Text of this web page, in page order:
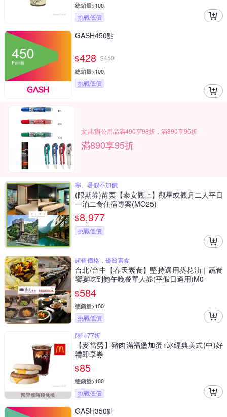
總銷量>100
挑戰低價
GASH450點
$428 $450
總銷量>100
挑戰低價
文具/辦公用品滿490享98折，滿890享95折
滿890享95折
寒、暑假不加價
(限期券)苗栗【泰安觀止】觀星或觀月二人平日
一泊二食住宿專案(MO25)
$8,977
挑戰低價
超值價格，優質素食
台北/台中【春天素食】堅持選用葵花油｜蔬食
饗宴吃到飽午晚餐單人券(平假日適用)M0
$584
總銷量>100
挑戰低價
限時77折
【麥當勞】豬肉滿福堡加蛋+冰經典美式(中)好
禮即享券
$85
總銷量>100
挑戰低價
GASH350點